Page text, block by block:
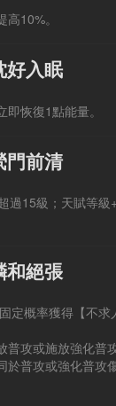
10%。
好入眠
恢復1點能量。
門前清
過15級；天賦等級
和絕張
定概率獲得【不求
普攻或施放強化普
於普攻或強化普攻